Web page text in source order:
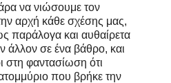
να νιώσουμε τον
αρχή κάθε σχέσης μας,
παράλογα και αυθαίρετα
άλλον σε ένα βάθρο, και
στη φαντασίωση ότι
που βρήκε την